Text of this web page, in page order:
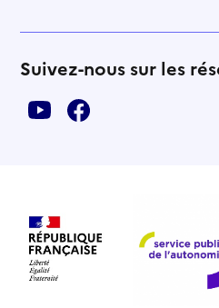
Suivez-nous sur les